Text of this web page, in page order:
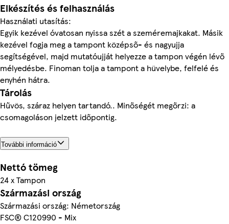
Elkészítés és felhasználás
Használati utasítás:
Egyik kezével óvatosan nyissa szét a szeméremajkakat. Másik
kezével fogja meg a tampont középső- és nagyujja
segítségével, majd mutatóujját helyezze a tampon végén lévő
mélyedésbe. Finoman tolja a tampont a hüvelybe, felfelé és
enyhén hátra.
Tárolás
Hűvös, száraz helyen tartandó.. Minőségét megőrzi: a
csomagoláson jelzett időpontig.
További információ
Nettó tömeg
24 x Tampon
Származási ország
Származási ország: Németország
FSC® C120990 - Mix